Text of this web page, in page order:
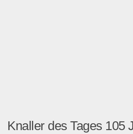
Knaller des Tages 105